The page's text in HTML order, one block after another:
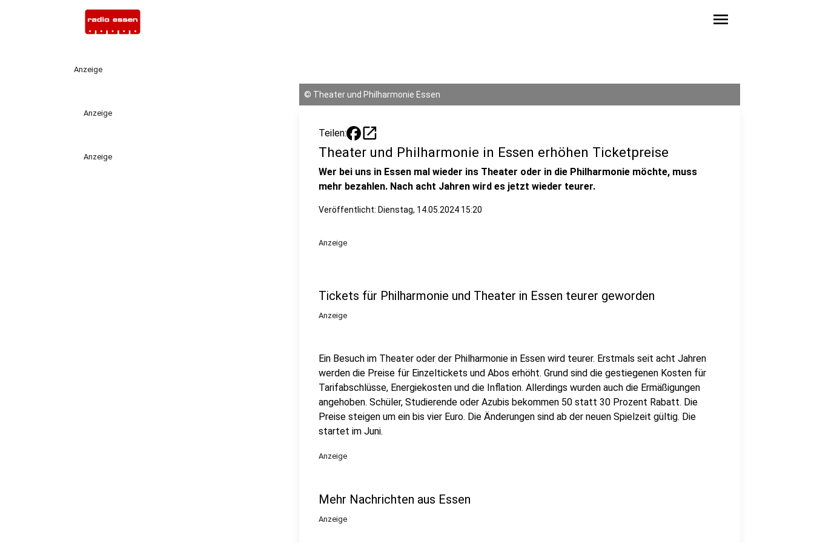
menu
Anzeige
Anzeige
Anzeige
© Theater und Philharmonie Essen
Teilen: open_in_new
Theater und Philharmonie in Essen erhöhen Ticketpreise
Wer bei uns in Essen mal wieder ins Theater oder in die Philharmonie möchte, muss
mehr bezahlen. Nach acht Jahren wird es jetzt wieder teurer.
Veröffentlicht: Dienstag, 14.05.2024 15:20
Anzeige
Tickets für Philharmonie und Theater in Essen teurer geworden
Anzeige
Ein Besuch im Theater oder der Philharmonie in Essen wird teurer. Erstmals seit acht Jahren
werden die Preise für Einzeltickets und Abos erhöht. Grund sind die gestiegenen Kosten für
Tarifabschlüsse, Energiekosten und die Inflation. Allerdings wurden auch die Ermäßigungen
angehoben. Schüler, Studierende oder Azubis bekommen 50 statt 30 Prozent Rabatt. Die
Preise steigen um ein bis vier Euro. Die Änderungen sind ab der neuen Spielzeit gültig. Die
startet im Juni.
Anzeige
Mehr Nachrichten aus Essen
Anzeige